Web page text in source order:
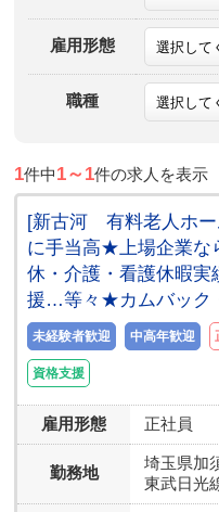
雇用形態
職種
1件中1～1件の求人を表示
[新古河 有料老人ホ
に手当高★上場企業な
休・介護・看護休暇
援…等々★カムバック
未経験者歓迎 中高年歓迎
資格支援
雇用形態 正社員
勤務地
埼玉県加
東武日光